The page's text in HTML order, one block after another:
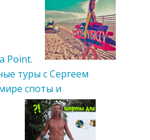
Point.
туры с Сергеем
споты и